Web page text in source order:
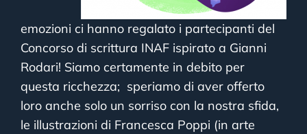
emozioni ci hanno regalato i partecipanti del
Concorso di scrittura INAF ispirato a Gianni
Rodari! Siamo certamente in debito per
questa ricchezza; speriamo di aver offerto
loro anche solo un sorriso con la nostra sfida,
le illustrazioni di Francesca Poppi (in arte